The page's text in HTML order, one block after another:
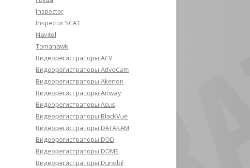
Inspector
Inspector SCAT
Navitel
Tomahawk
Видеорегистраторы ACV
Видеорегистраторы AdvoCam
Видеорегистраторы Akenori
Видеорегистраторы Artway
Видеорегистраторы Asus
Видеорегистраторы BlackVue
Видеорегистраторы DATAKAM
Видеорегистраторы DOD
Видеорегистраторы DOME
Видеорегистраторы Dunobil